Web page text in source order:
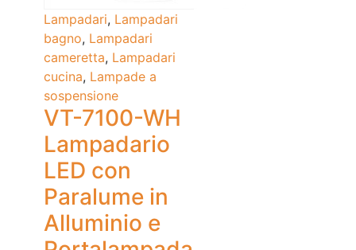
Lampadari, Lampadari
bagno, Lampadari
cameretta, Lampadari
cucina, Lampade a
sospensione
VT-7100-WH
Lampadario
LED con
Paralume in
Alluminio e